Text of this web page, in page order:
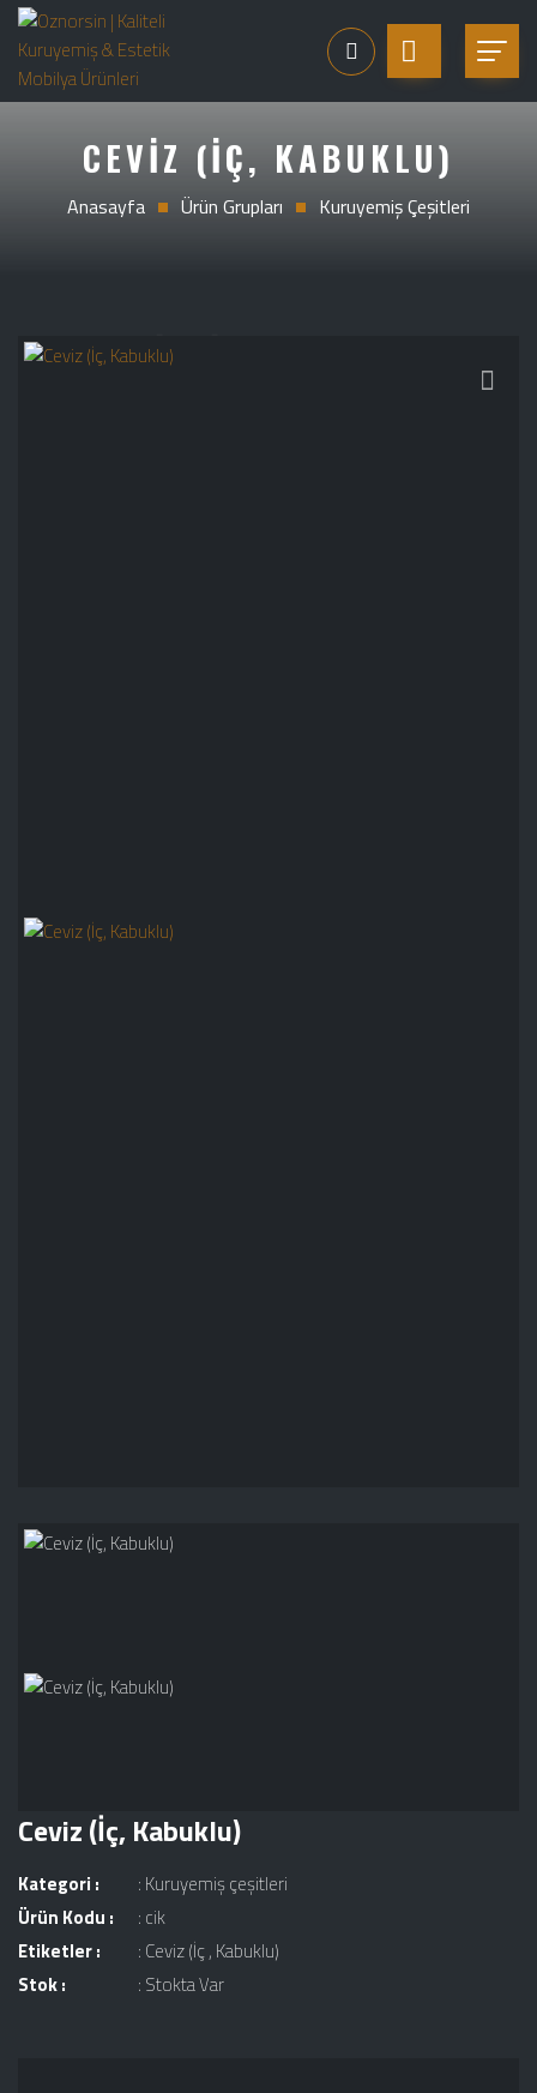
CEVIZ (İÇ, KABUKLU)
Anasayfa Ürün Grupları Kuruyemiş Çeşitleri
Ceviz (İç, Kabuklu)
Kategori : : Kuruyemiş çeşitleri
Ürün Kodu :
: cik
Etiketler :
: Ceviz (İç, Kabuklu)
Stok :
: Stokta Var